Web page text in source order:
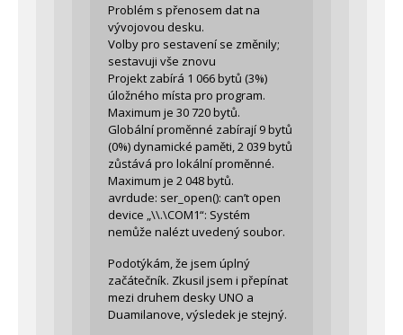
Problém s přenosem dat na
vývojovou desku.
Volby pro sestavení se změnily;
sestavuji vše znovu
Projekt zabírá 1 066 bytů (3%)
úložného místa pro program.
Maximum je 30 720 bytů.
Globální proměnné zabírají 9 bytů
(0%) dynamické paměti, 2 039 bytů
zůstává pro lokální proměnné.
Maximum je 2 048 bytů.
avrdude: ser_open(): can’t open
device „\\.\COM1“: Systém
nemůže nalézt uvedený soubor.
Podotýkám, že jsem úplný
začátečník. Zkusil jsem i přepínat
mezi druhem desky UNO a
Duamilanove, výsledek je stejný.